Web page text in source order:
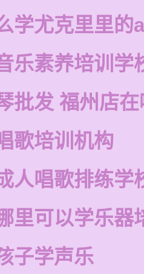
学尤克里里的
乐素养培训学
批发 福州店
歌培训机构
人唱歌排练学
里可以学乐器
子学声乐